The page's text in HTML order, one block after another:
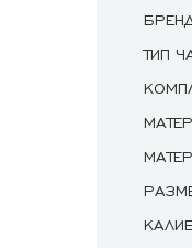
БРЕНД
ТИП